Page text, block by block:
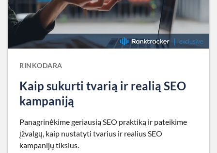
RINKODARA
Kaip sukurti tvarią ir realią SEO
kampaniją
Panagrinėkime geriausią SEO praktiką ir pateikime
įžvalgų, kaip nustatyti tvarius ir realius SEO
kampanijų tikslus.